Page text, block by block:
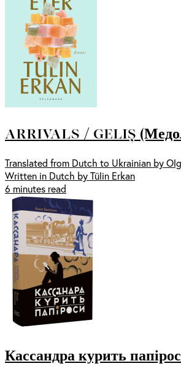
ARRIVALS / GELIȘ
Translated from Dutch to Ukrainian by
Written in Dutch by Tülin Erkan
6 minutes read
Кассандра курить